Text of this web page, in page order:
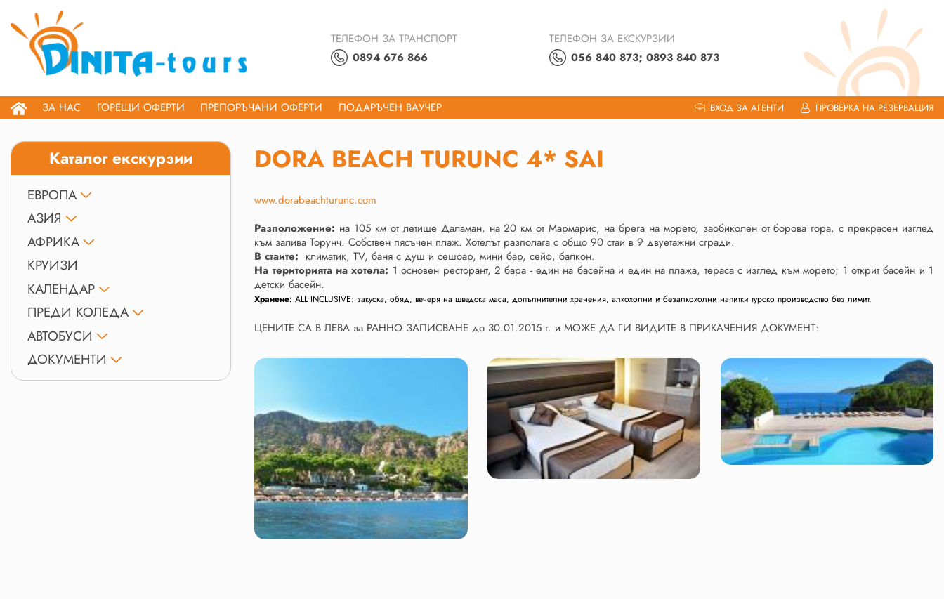
ТЕЛЕФОН ЗА ТРАНСПОРТ
0894 676 866
ТЕЛЕФОН ЗА ЕКСКУРЗИИ
056 840 873; 0893 840 873
ЗА НАС ГОРЕЩИ ОФЕРТИ ПРЕПОРЪЧАНИ ОФЕРТИ ПОДАРЪЧЕН ВАУЧЕР ВХОД ЗА АГЕНТИ ПРОВЕРКА НА РЕЗЕРВАЦИЯ
Каталог екскурзии
ЕВРОПА
АЗИЯ
АФРИКА
КРУИЗИ
КАЛЕНДАР
ПРЕДИ КОЛЕДА
АВТОБУСИ
ДОКУМЕНТИ
DORA BEACH TURUNC 4* SAI
www.dorabeachturunc.com
Разположение: на 105 км от летище Даламан, на 20 км от Мармарис, на брега на морето, заобиколен от борова гора, с прекрасен изглед
към залива Торунч. Собствен пясъчен плаж. Хотелът разполага с общо 90 стаи в 9 двуетажни сгради.
В стаите: климатик, TV, баня с душ и сешоар, мини бар, сейф, балкон.
На територията на хотела: 1 основен ресторант, 2 бара - един на басейна и един на плажа, тераса с изглед към морето; 1 открит басейн и 1
детски басейн.
Хранене:ALL INCLUSIVE: закуска, обяд, вечеря на шведска маса, допълнителни хранения, алкохолни и безалкохолни напитки турско производство без лимит.
ЦЕНИТЕ СА В ЛЕВА за РАННО ЗАПИСВАНЕ до 30.01.2015 г. и МОЖЕ ДА ГИ ВИДИТЕ В ПРИКАЧЕНИЯ ДОКУМЕНТ: